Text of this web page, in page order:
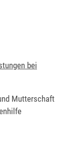
bei
Mutterschaft